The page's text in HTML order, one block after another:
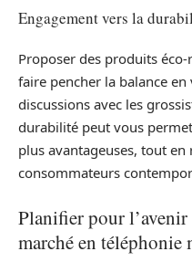
Engagement vers la
Proposer des produits
faire pencher la balance
discussions avec les
durabilité peut vous
plus avantageuses, tout
consommateurs
Planifier pour
marché en téléphonie